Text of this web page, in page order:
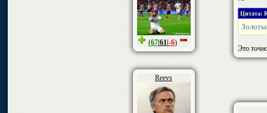
(67| 61| -6)
Цитата:
Это
Reevs